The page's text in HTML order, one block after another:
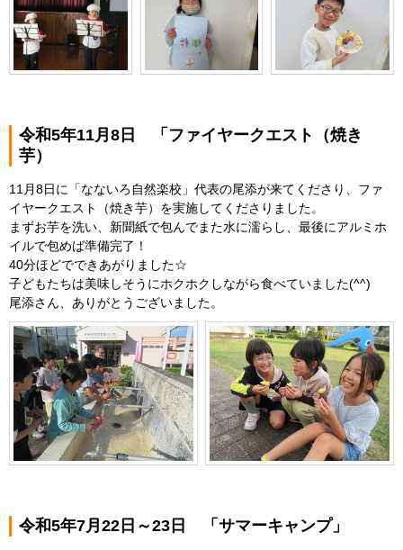
令和5年11月8日 「ファイヤークエスト（焼き
芋）
11月8日に「なないろ自然楽校」代表の尾添が来てくださり、ファ
イヤークエスト（焼き芋）を実施してくださりました。
まずお芋を洗い、新聞紙で包んでまた水に濡らし、最後にアルミホ
イルで包めば準備完了！
40分ほどでできあがりました☆
子どもたちは美味しそうにホクホクしながら食べていました(^^)
尾添さん、ありがとうございました。
令和5年7月22日～23日 「サマーキャンプ」